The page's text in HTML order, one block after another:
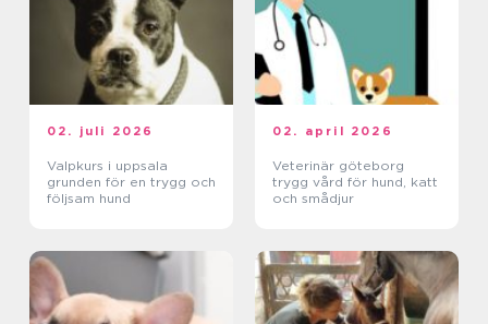
02. juli 2026
Valpkurs i uppsala
grunden för en trygg och
följsam hund
02. april 2026
Veterinär göteborg
trygg vård för hund, katt
och smådjur